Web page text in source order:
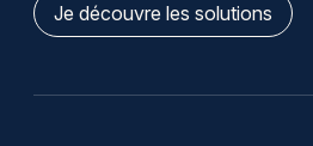
Je découvre les solutions